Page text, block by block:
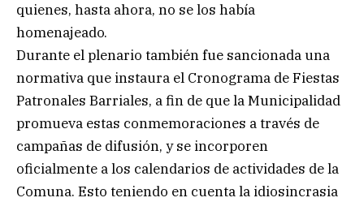
quienes, hasta ahora, no se los había
homenajeado.
Durante el plenario también fue sancionada una
normativa que instaura el Cronograma de Fiestas
Patronales Barriales, a fin de que la Municipalidad
promueva estas conmemoraciones a través de
campañas de difusión, y se incorporen
oficialmente a los calendarios de actividades de la
Comuna. Esto teniendo en cuenta la idiosincrasia